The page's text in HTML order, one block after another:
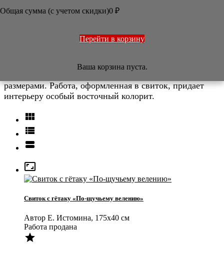
Свиток
Традиционное картины в Китае и Японии оформляют
свернут для перемещения или хранения, при этом в
размерами. Работа, оформленная в свиток, придает
интерьеру особый восточный колорит.




Свиток с гётаку «По-щучьему велению»
Автор Е. Истомина, 175х40 см
Работа продана

Общая сумма (с учетом скидки)0 ₽
Перейти в корзину
Ваша корзина пуста.